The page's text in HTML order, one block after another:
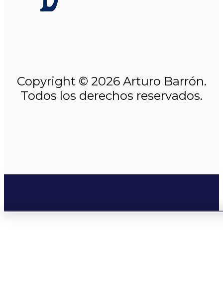
Copyright © 2026 Arturo Barrón.
Todos los derechos reservados.